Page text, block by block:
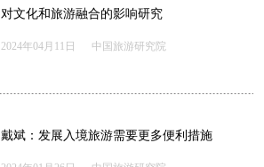
对文化和旅游融合的影响研究
2024年04月11日 中国旅游研究院
戴斌：发展入境旅游需要更多便利措施